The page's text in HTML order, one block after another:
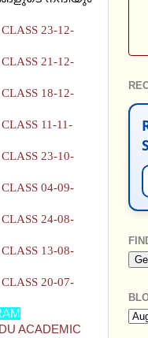
23-12-
21-12-
18-12-
11-11-
23-10-
04-09-
24-08-
13-08-
20-07-
ACADEMIC